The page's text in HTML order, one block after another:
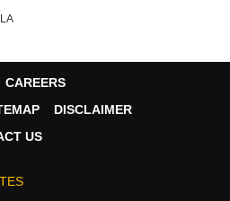
CAREERS
DISCLAIMER
US